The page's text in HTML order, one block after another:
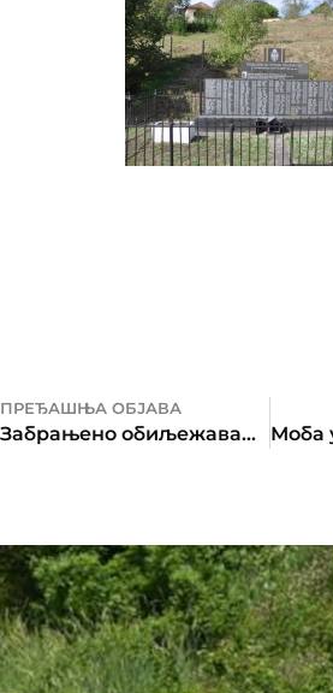
ПРЕЂАШЊА ОБЈАВА
Забрањено обиљежавање „Ноћи вјештица“!